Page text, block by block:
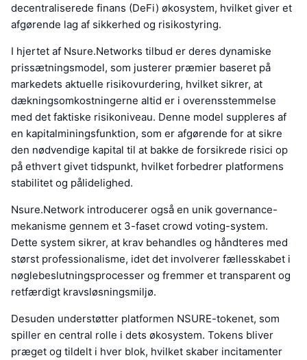
decentraliserede finans (DeFi) økosystem, hvilket giver et
afgørende lag af sikkerhed og risikostyring.
I hjertet af Nsure.Networks tilbud er deres dynamiske
prissætningsmodel, som justerer præmier baseret på
markedets aktuelle risikovurdering, hvilket sikrer, at
dækningsomkostningerne altid er i overensstemmelse
med det faktiske risikoniveau. Denne model suppleres af
en kapitalminingsfunktion, som er afgørende for at sikre
den nødvendige kapital til at bakke de forsikrede risici op
på ethvert givet tidspunkt, hvilket forbedrer platformens
stabilitet og pålidelighed.
Nsure.Network introducerer også en unik governance-
mekanisme gennem et 3-faset crowd voting-system.
Dette system sikrer, at krav behandles og håndteres med
størst professionalisme, idet det involverer fællesskabet i
nøglebeslutningsprocesser og fremmer et transparent og
retfærdigt kravsløsningsmiljø.
Desuden understøtter platformen NSURE-tokenet, som
spiller en central rolle i dets økosystem. Tokens bliver
præget og tildelt i hver blok, hvilket skaber incitamenter